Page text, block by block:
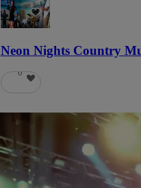
58
Neon Nights Country
6